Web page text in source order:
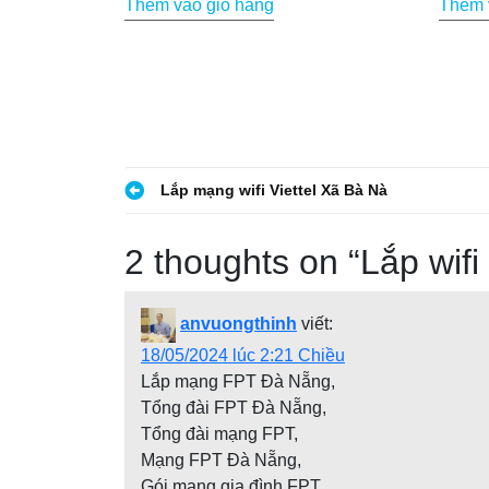
là:
Thêm vào giỏ hàng Thêm
Đ
i
ề
u
h
ư
ớ
Lắp mạng wifi Viettel Xã Bà Nà
2 thoughts on “Lắp
anvuongthinh viết:
18/05/2024 lúc 2:21 Chiều
Lắp mạng FPT Đà Nẵng,
Tổng đài FPT Đà Nẵng,
Tổng đài mạng FPT,
Mạng FPT Đà Nẵng,